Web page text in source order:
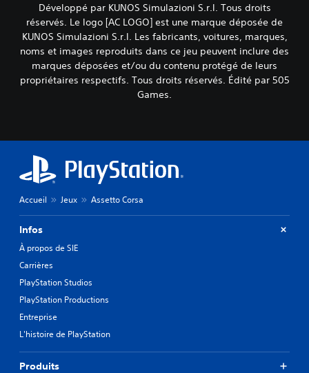
Développé par KUNOS Simulazioni S.r.l. Tous droits
réservés. Le logo [AC LOGO] est une marque déposée de
KUNOS Simulazioni S.r.l. Les fabricants, voitures, marques,
noms et images reproduits dans ce jeu peuvent inclure des
marques déposées et/ou du contenu protégé de leurs
propriétaires respectifs. Tous droits réservés. Édité par 505
Games.
Accueil Jeux Assetto Corsa
Infos
À propos de SIE
Carrières
PlayStation Studios
PlayStation Productions
Entreprise
L'histoire de PlayStation
Produits